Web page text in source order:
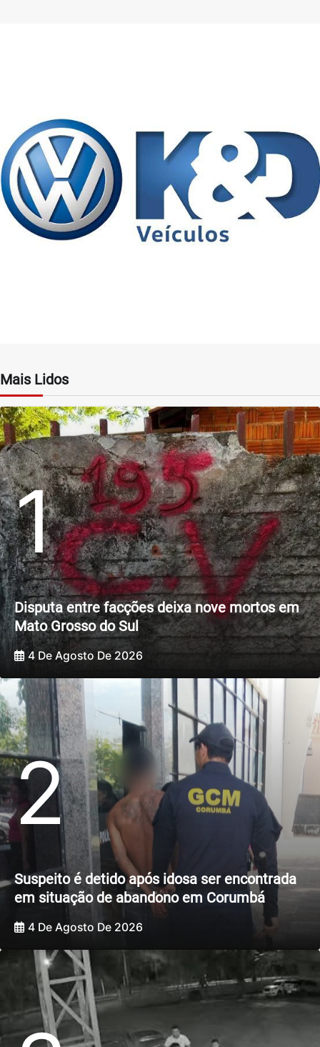
Mais Lidos
1
Disputa entre facções deixa nove mortos em
Mato Grosso do Sul
4 De Agosto De 2026
2
Suspeito é detido após idosa ser encontrada
em situação de abandono em Corumbá
4 De Agosto De 2026